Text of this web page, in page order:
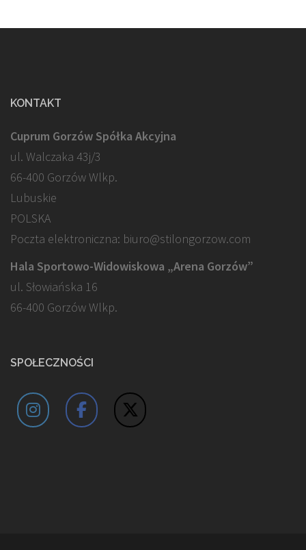
KONTAKT
Cuprum Gorzów Spółka Akcyjna
ul. Walczaka 43j/3
66-400 Gorzów Wlkp.
Lubuskie
POLSKA
Poczta elektroniczna: biuro@stilongorzow.com
Hala Sportowo-Widowiskowa „Arena Gorzów”
ul. Słowiańska 16
66-400 Gorzów Wlkp.
SPOŁECZNOŚCI